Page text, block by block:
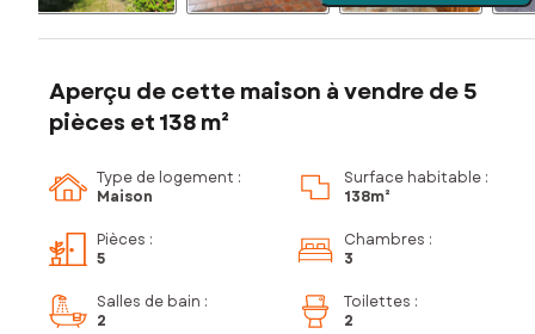
Aperçu de cette maison à vendre de 5
pièces et 138 m²
Type de logement :
Maison
Surface habitable :
138m²
Pièces :
5
Chambres :
3
Salles de bain :
2
Toilettes :
2